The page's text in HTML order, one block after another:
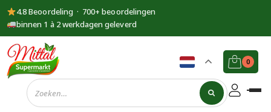
4.8 Beoordeling · 700+ beoordelingen
binnen 1 à 2 werkdagen geleverd
Supermarkt
Mittal
0